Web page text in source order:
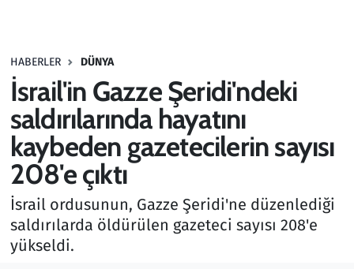
HABERLER DÜNYA
İsrail'in Gazze Şeridi'ndeki
saldırılarında hayatını
kaybeden gazetecilerin sayısı
208'e çıktı
İsrail ordusunun, Gazze Şeridi'ne düzenlediği
saldırılarda öldürülen gazeteci sayısı 208'e
yükseldi.
Haber
Kültür Sanat
Kurumsal Haberler
Lezzet Durağı
Memur ve Kamu